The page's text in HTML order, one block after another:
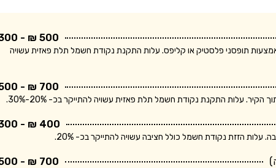
500 ₪ - 300 ₪
לנקודת חשמל חד פאזית ולחיווט עד 5 מטר באמצעות תופסני פלסטיק או קליפס. עלות התקנת נקודת חשמל תלת פאזית עשויה
700 ₪ - 500 ₪
400 ₪ - 300 ₪
700 ₪ - 500 ₪